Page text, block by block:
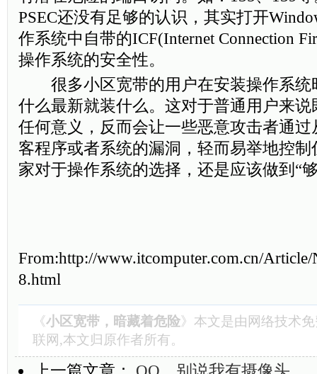
PSEC还没有足够的认识，其实打开
作系统中自带的ICF(Internet Connection
操作系统的安全性。
很多小区宽带的用户在安装操作系统
什么最新就装什么。这对于普通用户来
任何意义，反而会让一些恶意攻击者通
客程序或者系统的漏洞，轻而易举地控
家对于操作系统的选择，还是应该做到“
From:http://www.itcomputer.com.cn/
8.html
《小区宽带，暗藏着危险》本文是由 网络技术
联网,本文归原作者所有。